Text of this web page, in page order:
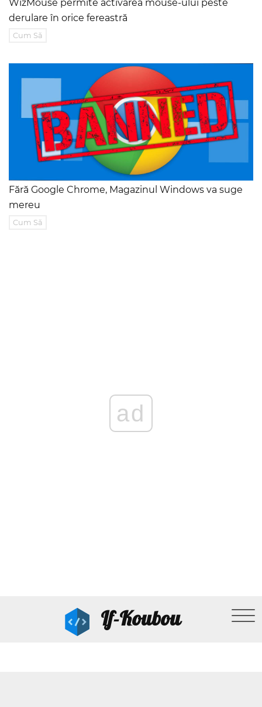
WizMouse permite activarea mouse-ului peste
derulare în orice fereastră
Cum Să
Fără Google Chrome, Magazinul Windows va suge
mereu
Cum Să
ad
If-Koubou